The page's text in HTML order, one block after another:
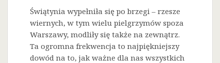
Świątynia wypełniła się po brzegi – rzesze
wiernych, w tym wielu pielgrzymów spoza
Warszawy, modliły się także na zewnątrz.
Ta ogromna frekwencja to najpiękniejszy
dowód na to, jak ważne dla nas wszystkich